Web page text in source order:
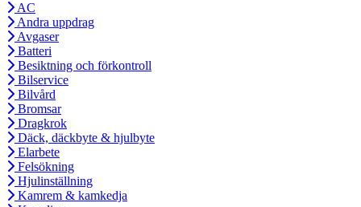
AC
Andra uppdrag
Avgaser
Batteri
Besiktning och förkontroll
Bilservice
Bilvård
Bromsar
Dragkrok
Däck, däckbyte & hjulbyte
Elarbete
Felsökning
Hjulinställning
Kamrem & kamkedja